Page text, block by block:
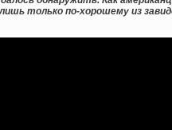
только по-хорошему из